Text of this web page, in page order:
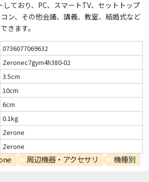
しており、PC、スマートTV、セットトップ
ン、その他会議、講義、教室、結婚式など
きます。
0736077069632
Zeronec7gym4h380-02
3.5cm
10cm
6cm
0.1kg
Zerone
Zerone
周辺機器・アクセサリ 機種別